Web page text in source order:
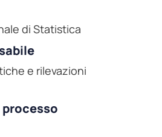
di Statistica
e rilevazioni